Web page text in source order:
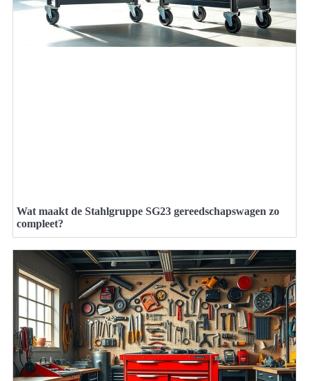
Wat maakt de Stahlgruppe SG23 gereedschapswagen zo
compleet?